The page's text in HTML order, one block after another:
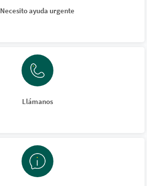
Necesito ayuda urgente
Llámanos